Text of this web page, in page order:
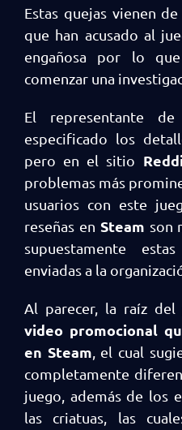
Estas quejas vienen
que han acusado al
engañosa por lo
comenzar una
El representante
especificado los
pero en el sitio
problemas más
usuarios con este
reseñas en Steam son
supuestamente
enviadas a la
Al parecer, la raíz del
video promocional
en Steam , el cual
completamente
juego, además de los
las criatuas, las